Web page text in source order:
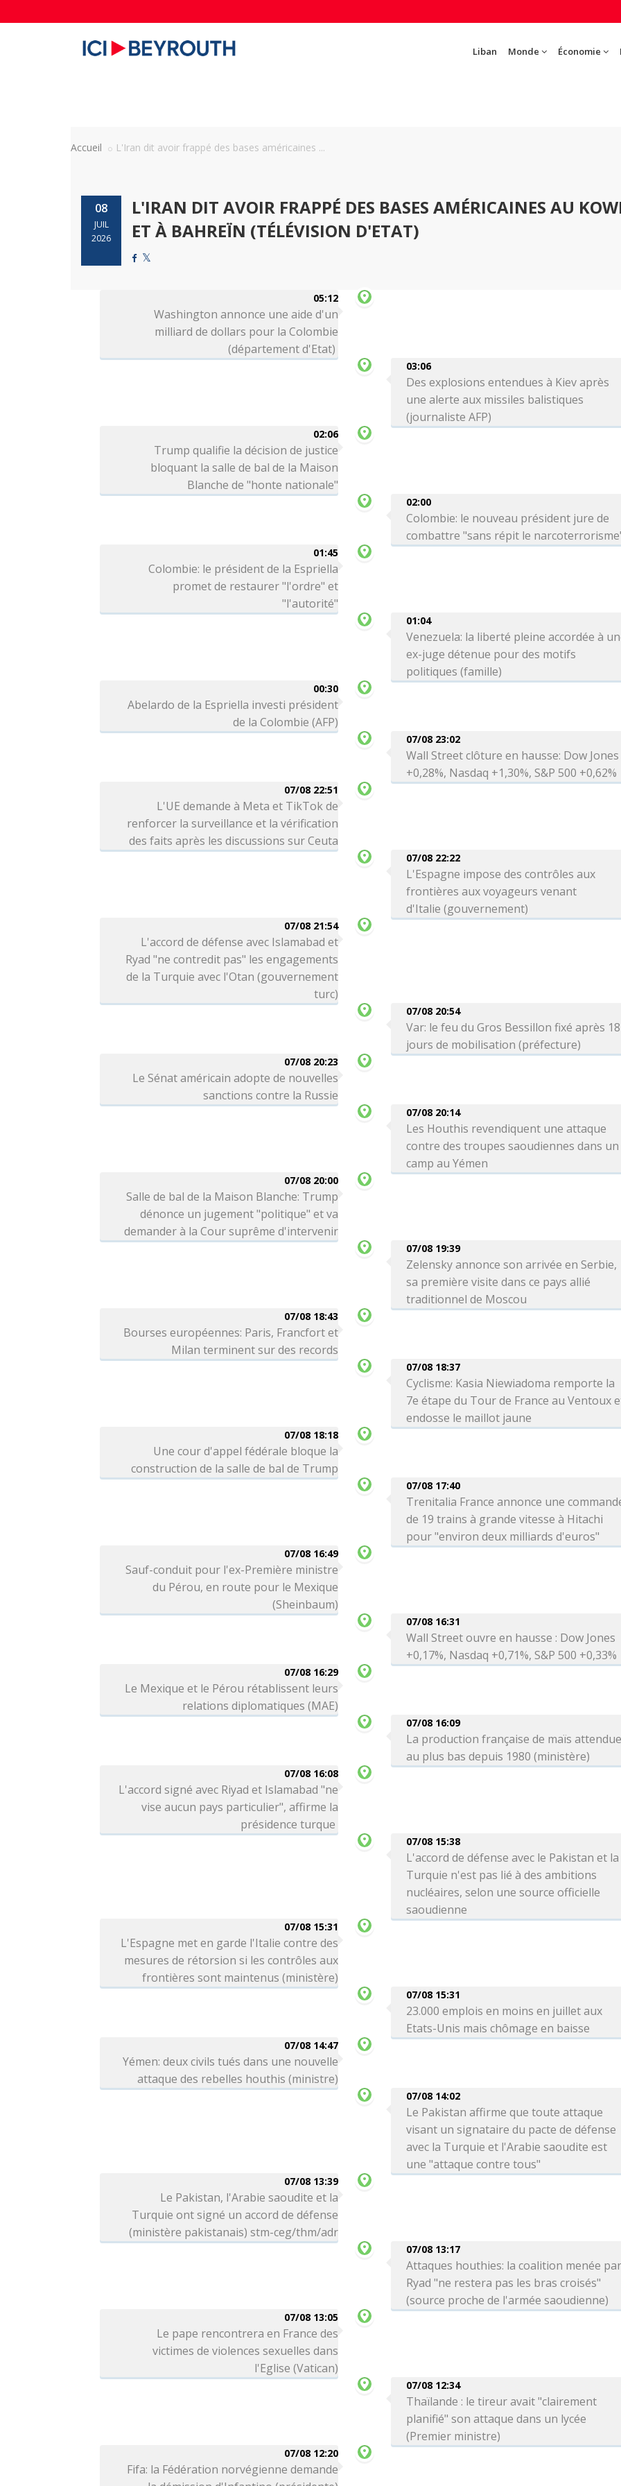
Liban Monde Économie
Accueil L'Iran dit avoir frappé des bases américaines ...
08
JUIL
2026
L'IRAN DIT AVOIR FRAPPÉ DES BASES AMÉRICAINES AU
ET À BAHREÏN (TÉLÉVISION D'ETAT)
05:12
Washington annonce une aide d'un
milliard de dollars pour la Colombie
(département d'Etat)
03:06
Des explosions entendues à Kiev après
une alerte aux missiles balistiques
(journaliste AFP)
02:06
Trump qualifie la décision de justice
bloquant la salle de bal de la Maison
Blanche de "honte nationale"
02:00
Colombie: le nouveau président jure de
combattre "sans répit le
01:45
Colombie: le président de la Espriella
promet de restaurer "l'ordre" et
"l'autorité"
01:04
Venezuela: la liberté pleine accordée à
ex-juge détenue pour des motifs
politiques (famille)
00:30
Abelardo de la Espriella investi président
de la Colombie (AFP)
07/08 23:02
Wall Street clôture en hausse: Dow Jones
+0,28%, Nasdaq +1,30%, S&P 500 +0,62%
07/08 22:51
L'UE demande à Meta et TikTok de
renforcer la surveillance et la vérification
des faits après les discussions sur Ceuta
07/08 22:22
L'Espagne impose des contrôles aux
frontières aux voyageurs venant
d'Italie (gouvernement)
07/08 21:54
L'accord de défense avec Islamabad et
Ryad "ne contredit pas" les engagements
de la Turquie avec l'Otan (gouvernement
turc)
07/08 20:54
Var: le feu du Gros Bessillon fixé après 18
jours de mobilisation (préfecture)
07/08 20:23
Le Sénat américain adopte de nouvelles
sanctions contre la Russie
07/08 20:14
Les Houthis revendiquent une attaque
contre des troupes saoudiennes dans un
camp au Yémen
07/08 20:00
Salle de bal de la Maison Blanche: Trump
dénonce un jugement "politique" et va
demander à la Cour suprême d'intervenir
07/08 19:39
Zelensky annonce son arrivée en Serbie,
sa première visite dans ce pays allié
traditionnel de Moscou
07/08 18:43
Bourses européennes: Paris, Francfort et
Milan terminent sur des records
07/08 18:37
Cyclisme: Kasia Niewiadoma remporte la
7e étape du Tour de France au Ventoux
endosse le maillot jaune
07/08 18:18
Une cour d'appel fédérale bloque la
construction de la salle de bal de Trump
07/08 17:40
Trenitalia France annonce une
de 19 trains à grande vitesse à Hitachi
pour "environ deux milliards d'euros"
07/08 16:49
Sauf-conduit pour l'ex-Première ministre
du Pérou, en route pour le Mexique
(Sheinbaum)
07/08 16:31
Wall Street ouvre en hausse : Dow Jones
+0,17%, Nasdaq +0,71%, S&P 500 +0,33%
07/08 16:29
Le Mexique et le Pérou rétablissent leurs
relations diplomatiques (MAE)
07/08 16:09
La production française de maïs
au plus bas depuis 1980 (ministère)
07/08 16:08
L'accord signé avec Riyad et Islamabad "ne
vise aucun pays particulier", affirme la
présidence turque
07/08 15:38
L'accord de défense avec le Pakistan et la
Turquie n'est pas lié à des ambitions
nucléaires, selon une source officielle
saoudienne
07/08 15:31
L'Espagne met en garde l'Italie contre des
mesures de rétorsion si les contrôles aux
frontières sont maintenus (ministère)
07/08 15:31
23.000 emplois en moins en juillet aux
Etats-Unis mais chômage en baisse
07/08 14:47
Yémen: deux civils tués dans une nouvelle
attaque des rebelles houthis (ministre)
07/08 14:02
Le Pakistan affirme que toute attaque
visant un signataire du pacte de défense
avec la Turquie et l'Arabie saoudite est
une "attaque contre tous"
07/08 13:39
Le Pakistan, l'Arabie saoudite et la
Turquie ont signé un accord de défense
(ministère pakistanais) stm-ceg/thm/adr
07/08 13:17
Attaques houthies: la coalition menée
Ryad "ne restera pas les bras croisés"
(source proche de l'armée saoudienne)
07/08 13:05
Le pape rencontrera en France des
victimes de violences sexuelles dans
l'Eglise (Vatican)
07/08 12:34
Thaïlande : le tireur avait "clairement
planifié" son attaque dans un lycée
(Premier ministre)
07/08 12:20
Fifa: la Fédération norvégienne demande